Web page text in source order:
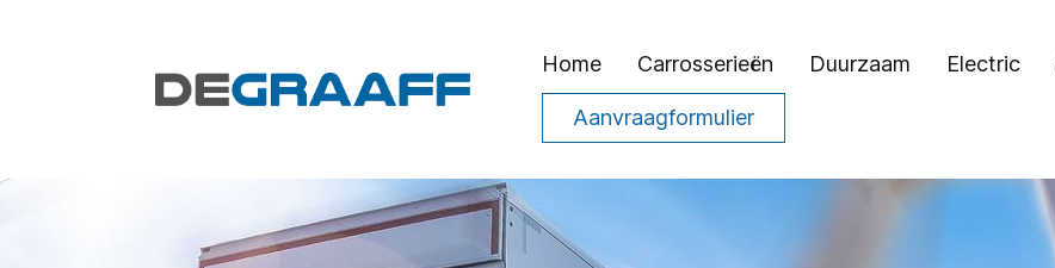
Home Carrosserieën Duurzaam Electric
Aanvraagformulier